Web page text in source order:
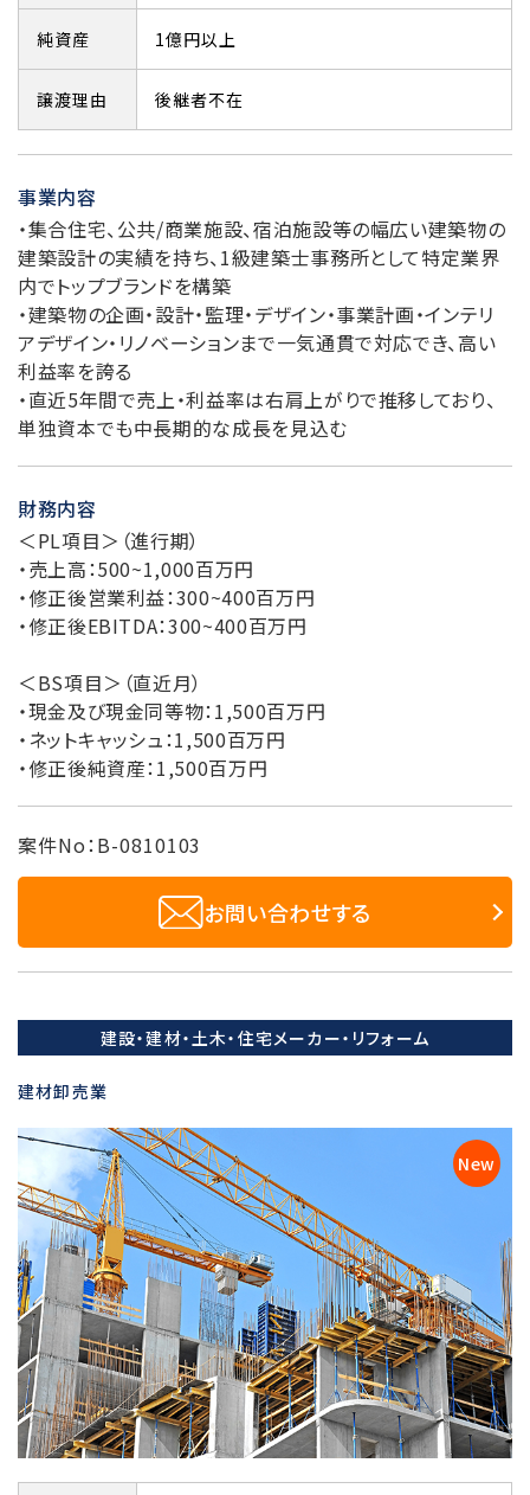
純資産 1億円以上
譲渡理由 後継者不在
事業内容
・集合住宅、公共/商業施設、宿泊施設等の幅広い建築物の
建築設計の実績を持ち、1級建築士事務所として特定業界
内でトップブランドを構築
・建築物の企画・設計・監理・デザイン・事業計画・インテリ
アデザイン・リノベーションまで一気通貫で対応でき、高い
利益率を誇る
・直近5年間で売上・利益率は右肩上がりで推移しており、
単独資本でも中長期的な成長を見込む
財務内容
＜PL項目＞（進行期）
・売上高：500~1,000百万円
・修正後営業利益：300~400百万円
・修正後EBITDA：300~400百万円
＜BS項目＞（直近月）
・現金及び現金同等物：1,500百万円
・ネットキャッシュ：1,500百万円
・修正後純資産：1,500百万円
案件No：B-0810103
お問い合わせする
建設・建材・土木・住宅メーカー・リフォーム
建材卸売業